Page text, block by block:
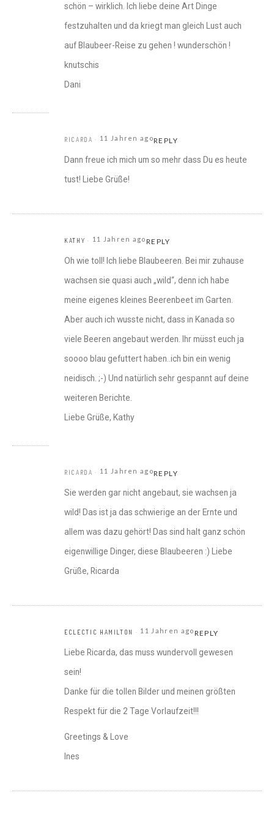
schön – wirklich. Ich liebe deine Art Dinge
festzuhalten und da kriegt man gleich Lust auch
auf Blaubeer-Reise zu gehen ! wunderschön !
knutschis
Dani
RICARDA 11 Jahren agoREPLY
Dann freue ich mich um so mehr dass Du es heute
tust! Liebe Grüße!
KATHY 11 Jahren agoREPLY
Oh wie toll! Ich liebe Blaubeeren. Bei mir zuhause
wachsen sie quasi auch „wild“, denn ich habe
meine eigenes kleines Beerenbeet im Garten.
Aber auch ich wusste nicht, dass in Kanada so
viele Beeren angebaut werden. Ihr müsst euch ja
soooo blau gefuttert haben..ich bin ein wenig
neidisch. ;-) Und natürlich sehr gespannt auf deine
weiteren Berichte.
Liebe Grüße, Kathy
RICARDA 11 Jahren agoREPLY
Sie werden gar nicht angebaut, sie wachsen ja
wild! Das ist ja das schwierige an der Ernte und
allem was dazu gehört! Das sind halt ganz schön
eigenwillige Dinger, diese Blaubeeren :) Liebe
Grüße, Ricarda
ECLECTIC HAMILTON 11 Jahren agoREPLY
Liebe Ricarda, das muss wundervoll gewesen
sein!
Danke für die tollen Bilder und meinen größten
Respekt für die 2 Tage Vorlaufzeit!!!
Greetings & Love
Ines